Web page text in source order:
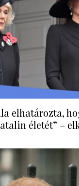
elhatározta,
életét” –